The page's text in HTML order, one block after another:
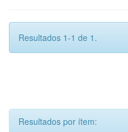
Resultados 1-1 de 1.
Resultados por ítem: